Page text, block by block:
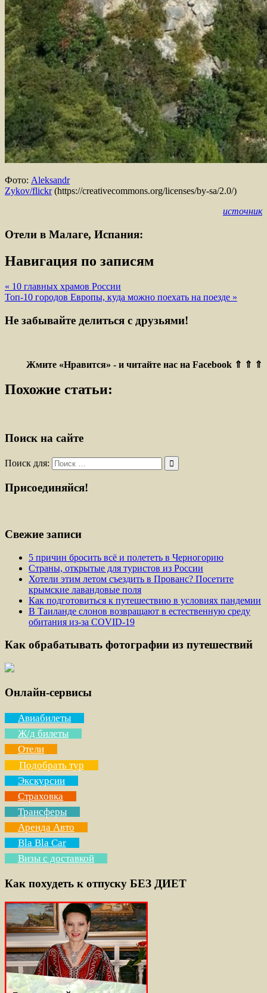
Фото: Aleksandr
Zykov/flickr(https://creativecommons.org/licenses/by-sa/2.0/)
источник
Отели в Малаге, Испания:
Навигация по записям
« 10 главных храмов России
Топ-10 городов Европы, куда можно поехать на поезде »
Не забывайте делиться с друзьями!
Жмите «Нравится» - и читайте нас на Facebook ⇑ ⇑ ⇑
Похожие статьи:
Поиск на сайте
Поиск для:
Присоединяйся!
Свежие записи
5 причин бросить всё и полететь в Черногорию
Страны, открытые для туристов из России
Хотели этим летом съездить в Прованс? Посетите
крымские лавандовые поля
Как подготовиться к путешествию в условиях пандемии
В Таиланде слонов возвращают в естественную среду
обитания из-за COVID-19
Как обрабатывать фотографии из путешествий
Онлайн-сервисы
Авиабилеты
Ж/д билеты
Отели
Подобрать тур
Экскурсии
Страховка
Трансферы
Аренда Авто
Bla Bla Car
Визы с доставкой
Как похудеть к отпуску БЕЗ ДИЕТ